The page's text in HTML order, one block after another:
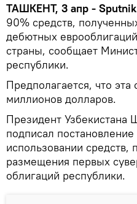
ТАШКЕНТ, 3 апр -
90% средств,
дебютных
страны, сообщает
республики.
Предполагается, что
миллионов долларов.
Президент Узбекистана
подписал
использовании средств,
размещения первых
облигаций республики.